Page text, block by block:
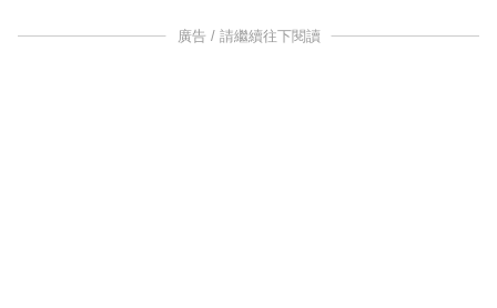
廣告 / 請繼續往下閱讀